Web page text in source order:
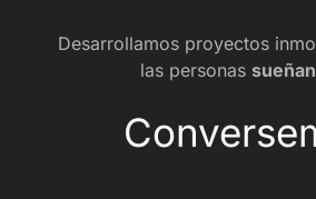
Desarrollamos proyectos
las personas